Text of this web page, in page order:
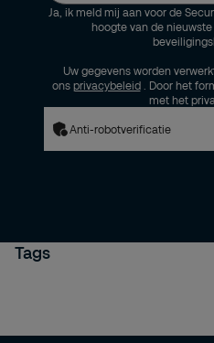
Ja, ik meld mij aan voor de
hoogte van de
Uw gegevens worden
ons privacybeleid
. Door het
met het
Anti-robotverificatie
Tags